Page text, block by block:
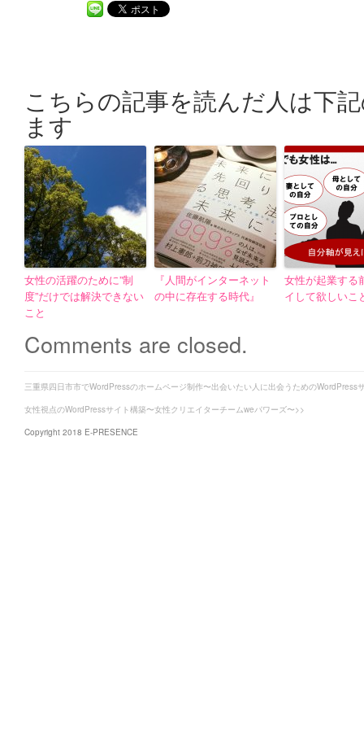
こちらの記事を読んだ人は下
ます
女性の活躍のために”制
度”だけでは解決できない
こと
『人間がインターネット
の中に存在する時代』
女性が起業する
イして欲しいこ
Comments are closed.
三重県四日市市でWordPressのホームページ制作〜出会いたい人に出会うためのWordPress
女性視点のWordPressサイト構築〜女性クリエイターチームweパワーズ〜>>
Copyright 2018 E-PRESENCE